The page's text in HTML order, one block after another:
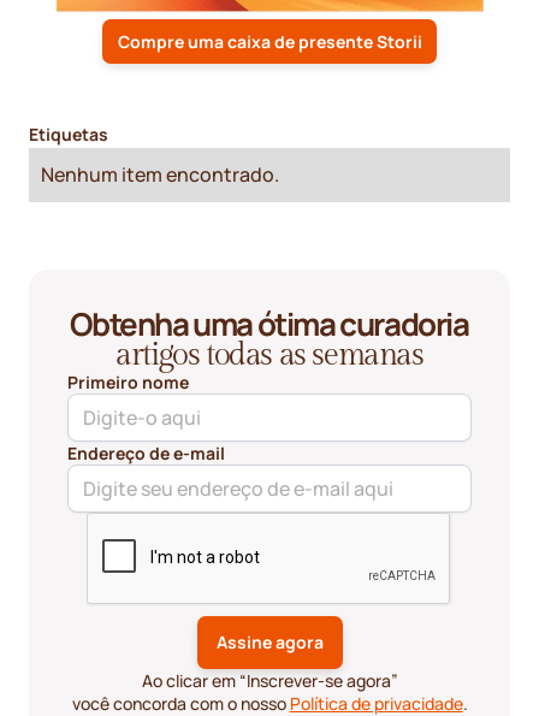
Compre uma caixa de presente Storii
Etiquetas
Nenhum item encontrado.
Obtenha uma ótima curadoria
artigos todas as semanas
Primeiro nome
Endereço de e-mail
Ao clicar em “Inscrever-se agora”
você concorda com o nosso Política de privacidade.